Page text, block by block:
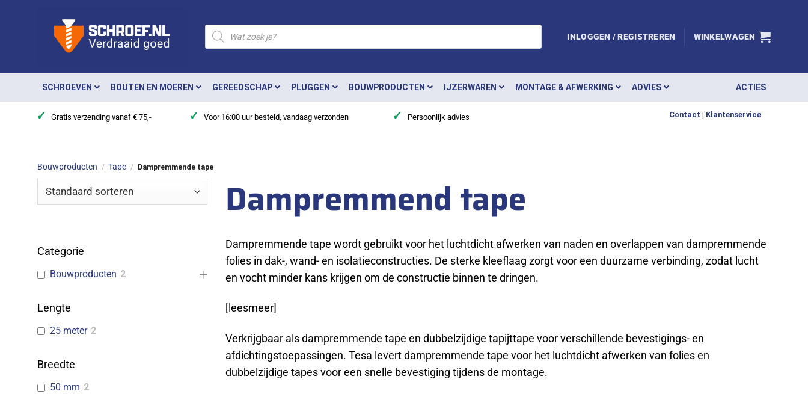
Producten
zoeken
INLOGGEN / REGISTREREN WINKELWAGEN
SCHROEVEN BOUTEN EN MOEREN GEREEDSCHAP PLUGGEN BOUWPRODUCTEN IJZERWAREN MONTAGE & AFWERKING ADVIES ACTIES
✓ Gratis verzending vanaf € 75,- ✓ Voor 16:00 uur besteld, vandaag verzonden ✓ Persoonlijk advies Contact | Klantenservice
Bouwproducten / Tape / Dampremmende tape
Categorie
Bouwproducten 2
Lengte
25 meter 2
Breedte
50 mm 2
Dampremmend tape
Dampremmende tape wordt gebruikt voor het luchtdicht afwerken van naden en overlappen van dampremmende
folies in dak-, wand- en isolatieconstructies. De sterke kleeflaag zorgt voor een duurzame verbinding, zodat lucht
en vocht minder kans krijgen om de constructie binnen te dringen.
[leesmeer]
Verkrijgbaar als dampremmende tape en dubbelzijdige tapijttape voor verschillende bevestigings- en
afdichtingstoepassingen. Tesa levert dampremmende tape voor het luchtdicht afwerken van folies en
dubbelzijdige tapes voor een snelle bevestiging tijdens de montage.